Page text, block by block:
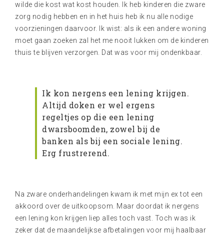
wilde die kost wat kost houden. Ik heb kinderen die zware
zorg nodig hebben en in het huis heb ik nu alle nodige
voorzieningen daarvoor. Ik wist: als ik een andere woning
moet gaan zoeken zal het me nooit lukken om de kinderen
thuis te blijven verzorgen. Dat was voor mij ondenkbaar.
Ik kon nergens een lening krijgen.
Altijd doken er wel ergens
regeltjes op die een lening
dwarsboomden, zowel bij de
banken als bij een sociale lening.
Erg frustrerend.
Na zware onderhandelingen kwam ik met mijn ex tot een
akkoord over de uitkoopsom. Maar doordat ik nergens
een lening kon krijgen liep alles toch vast. Toch was ik
zeker dat de maandelijkse afbetalingen voor mij haalbaar